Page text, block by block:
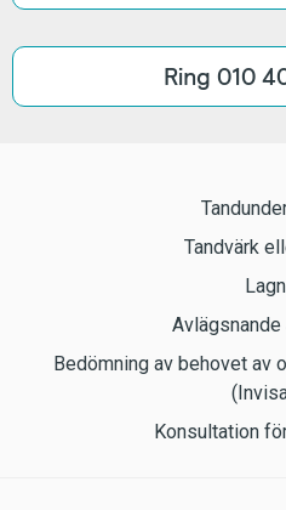
Ring 010
Tandvärk
Bedömning av behovet av
Konsultation